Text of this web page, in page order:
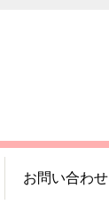
お問い合わせ